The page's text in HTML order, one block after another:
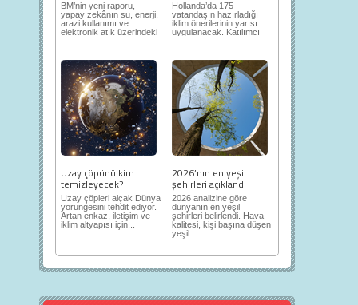
BM’nin yeni raporu,
yapay zekânın su, enerji,
arazi kullanımı ve
elektronik atık üzerindeki
Hollanda’da 175
vatandaşın hazırladığı
iklim önerilerinin yarısı
uygulanacak. Katılımcı
Uzay çöpünü kim
temizleyecek?
Uzay çöpleri alçak Dünya
yörüngesini tehdit ediyor.
Artan enkaz, iletişim ve
iklim altyapısı için...
2026’nın en yeşil
şehirleri açıklandı
2026 analizine göre
dünyanın en yeşil
şehirleri belirlendi. Hava
kalitesi, kişi başına düşen
yeşil...